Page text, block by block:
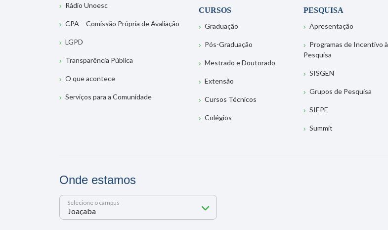
Rádio Unoesc
CPA – Comissão Própria de Avaliação
LGPD
Transparência Pública
O que acontece
Serviços para a Comunidade
CURSOS
Graduação
Pós-Graduação
Mestrado e Doutorado
Extensão
Cursos Técnicos
Colégios
PESQUISA
Apresentação
Programas de Incentivo à
Pesquisa
SISGEN
Grupos de Pesquisa
SIEPE
Summit
Onde estamos
Selecione o campus